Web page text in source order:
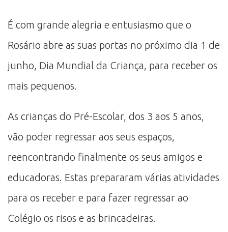
É com grande alegria e entusiasmo que o
Rosário abre as suas portas no próximo dia 1 de
junho, Dia Mundial da Criança, para receber os
mais pequenos.
As crianças do Pré-Escolar, dos 3 aos 5 anos,
vão poder regressar aos seus espaços,
reencontrando finalmente os seus amigos e
educadoras. Estas prepararam várias atividades
para os receber e para fazer regressar ao
Colégio os risos e as brincadeiras.